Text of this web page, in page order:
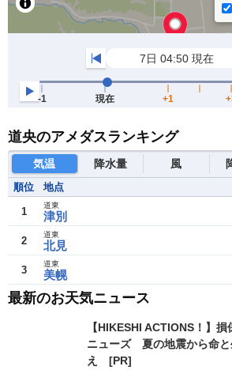
道央のアメダスランキング
気温 降水量 風
順位 地点
1 津別
道東
2 北見
道東
3 美幌
道東
最新のお天気ニュース
【HIKESHI ACTIONS！】
ニューズ 夏の地震から命と
え [PR]